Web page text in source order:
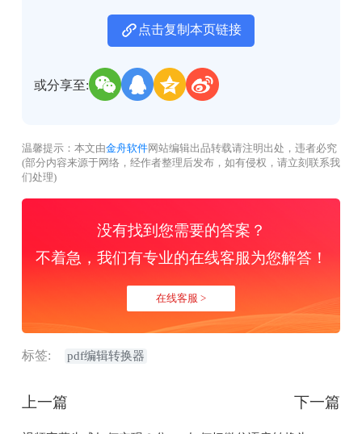
点击复制本页链接
或分享至:
温馨提示：本文由金舟软件网站编辑出品转载请注明出处，违者必究
(部分内容来源于网络，经作者整理后发布，如有侵权，请立刻联系我
们处理)
没有找到您需要的答案？
不着急，我们有专业的在线客服为您解答！
在线客服 >
标签: pdf编辑转换器
上一篇 下一篇